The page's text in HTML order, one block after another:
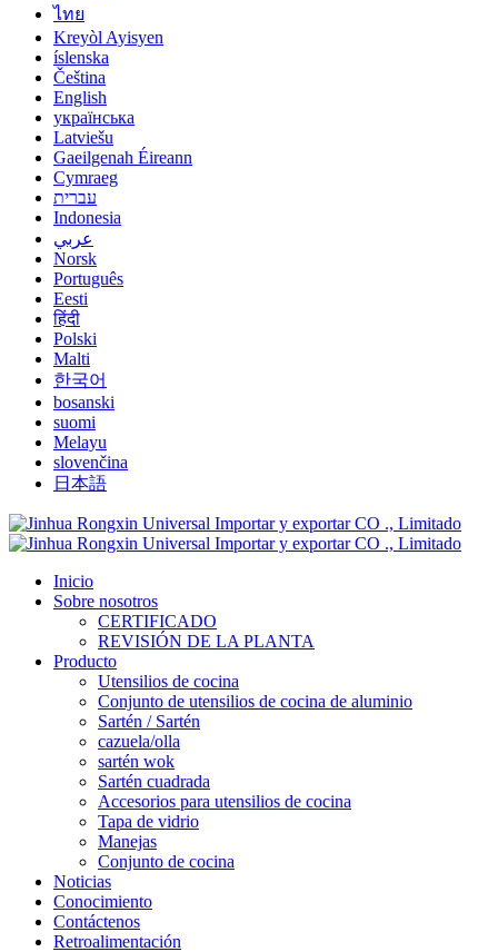
ไทย
Kreyòl Ayisyen
íslenska
Čeština
English
українська
Latviešu
Gaeilgenah Éireann
Cymraeg
עברית
Indonesia
عربي
Norsk
Português
Eesti
हिंदी
Polski
Malti
한국어
bosanski
suomi
Melayu
slovenčina
日本語
Inicio
Sobre nosotros
CERTIFICADO
REVISIÓN DE LA PLANTA
Producto
Utensilios de cocina
Conjunto de utensilios de cocina de aluminio
Sartén / Sartén
cazuela/olla
sartén wok
Sartén cuadrada
Accesorios para utensilios de cocina
Tapa de vidrio
Manejas
Conjunto de cocina
Noticias
Conocimiento
Contáctenos
Retroalimentación